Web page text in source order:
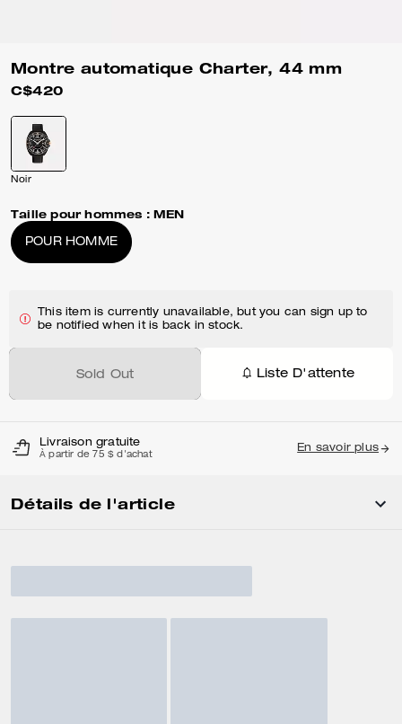
Montre automatique Charter, 44 mm
C$420
Noir
Taille pour hommes : MEN
POUR HOMME
This item is currently unavailable, but you can sign up to
be notified when it is back in stock.
Sold Out Liste D'attente
Livraison gratuite
À partir de 75 $ d'achat
En savoir plus
Détails de l'article